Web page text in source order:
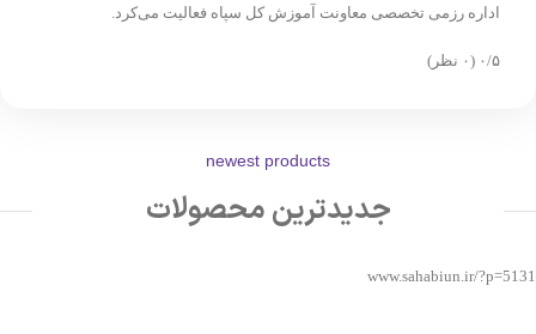
اداره رزمی تخصصی معاونت آموزش کل سپاه فعالیت می‌کرد.
‫۰/۵ ‫(۰ نظر)
newest products
جدیدترین محصولات
www.sahabiun.ir/?p=5131